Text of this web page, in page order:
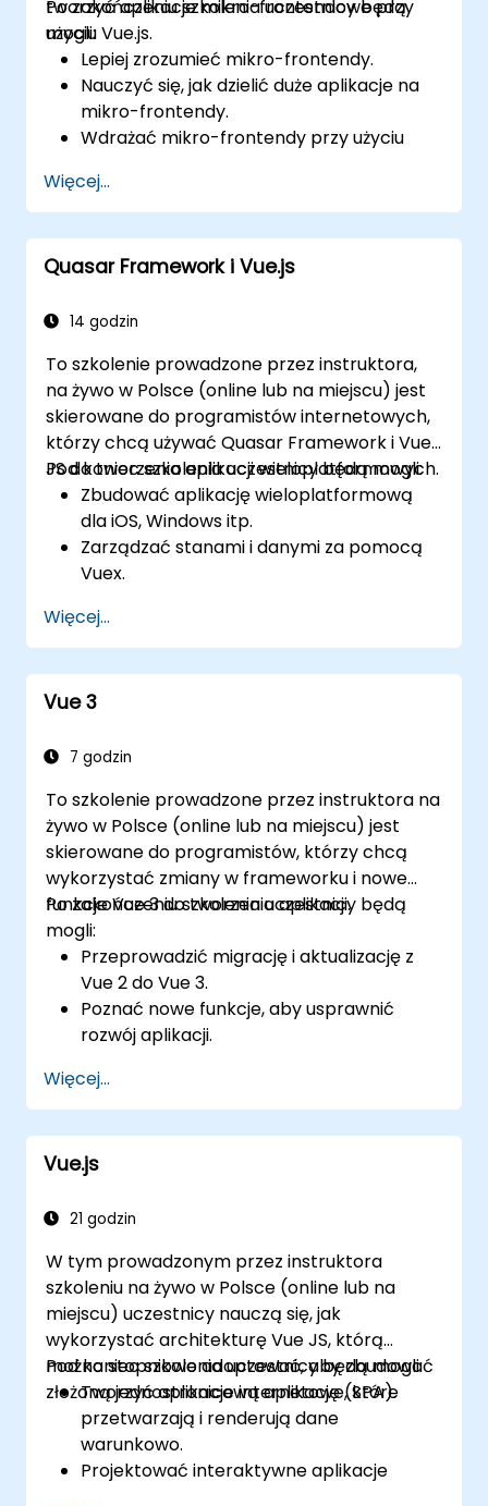
tworzyć aplikacje mikro-frontendowe przy
użyciu Vue.js.
Po zakończeniu szkolenia uczestnicy będą
mogli:
Lepiej zrozumieć mikro-frontendy.
Nauczyć się, jak dzielić duże aplikacje na
mikro-frontendy.
Wdrażać mikro-frontendy przy użyciu
Tworzyć aplikacje mikro-frontendowe z
Vue.js.
Więcej...
Quasar Framework i Vue.js
14 godzin
To szkolenie prowadzone przez instruktora,
na żywo w Polsce (online lub na miejscu) jest
skierowane do programistów internetowych,
którzy chcą używać Quasar Framework i Vue
JS do tworzenia aplikacji wieloplatformowych.
Pod koniec szkolenia uczestnicy będą mogli:
Zbudować aplikację wieloplatformową
dla iOS, Windows itp.
Zarządzać stanami i danymi za pomocą
Vuex.
Firebase.
Więcej...
Vue 3
7 godzin
To szkolenie prowadzone przez instruktora na
żywo w Polsce (online lub na miejscu) jest
skierowane do programistów, którzy chcą
wykorzystać zmiany w frameworku i nowe
funkcje Vue 3 do tworzenia aplikacji.
Po zakończeniu szkolenia uczestnicy będą
mogli:
Przeprowadzić migrację i aktualizację z
Vue 2 do Vue 3.
Poznać nowe funkcje, aby usprawnić
rozwój aplikacji.
łatwych w utrzymaniu i niezawodnych
aplikacji.
Więcej...
Vue.js
21 godzin
W tym prowadzonym przez instruktora
szkoleniu na żywo w Polsce (online lub na
miejscu) uczestnicy nauczą się, jak
wykorzystać architekturę Vue JS, którą
można stopniowo adoptować, aby zbudować
złożoną jednostronicową aplikację (SPA).
Pod koniec szkolenia uczestnicy będą mogli:
Tworzyć aplikacje internetowe, które
przetwarzają i renderują dane
warunkowo.
Projektować interaktywne aplikacje